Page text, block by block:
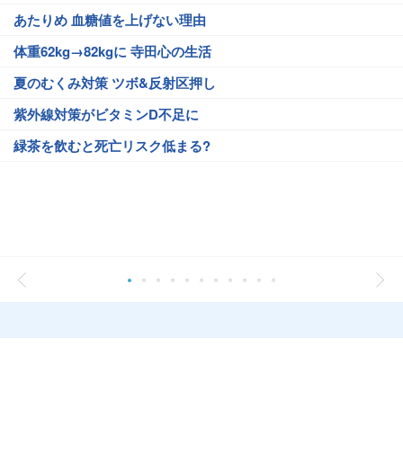
あたりめ 血糖値を上げない理由
体重62kg→82kgに 寺田心の生活
夏のむくみ対策 ツボ&反射区押し
紫外線対策がビタミンD不足に
緑茶を飲むと死亡リスク低まる?